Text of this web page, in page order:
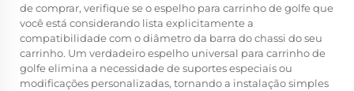
de comprar, verifique se o espelho para carrinho de golfe que
você está considerando lista explicitamente a
compatibilidade com o diâmetro da barra do chassi do seu
carrinho. Um verdadeiro espelho universal para carrinho de
golfe elimina a necessidade de suportes especiais ou
modificações personalizadas, tornando a instalação simples